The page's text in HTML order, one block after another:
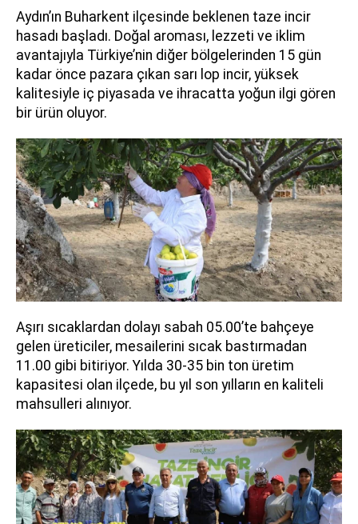
Aydın’ın Buharkent ilçesinde beklenen taze incir
hasadı başladı. Doğal aroması, lezzeti ve iklim
avantajıyla Türkiye’nin diğer bölgelerinden 15 gün
kadar önce pazara çıkan sarı lop incir, yüksek
kalitesiyle iç piyasada ve ihracatta yoğun ilgi gören
bir ürün oluyor.
Aşırı sıcaklardan dolayı sabah 05.00’te bahçeye
gelen üreticiler, mesailerini sıcak bastırmadan
11.00 gibi bitiriyor. Yılda 30-35 bin ton üretim
kapasitesi olan ilçede, bu yıl son yılların en kaliteli
mahsulleri alınıyor.